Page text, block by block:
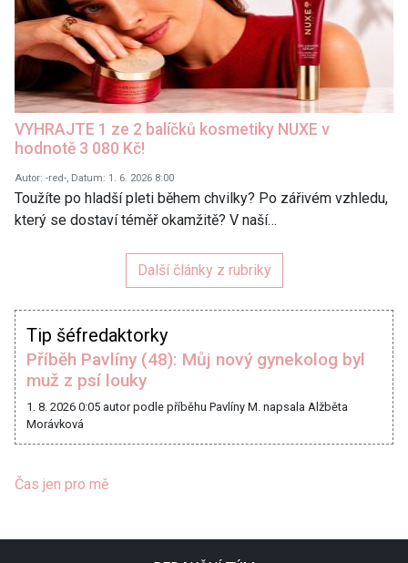
VYHRAJTE 1 ze 2 balíčků kosmetiky NUXE v
hodnotě 3 080 Kč!
Autor: -red-, Datum: 1. 6. 2026 8:00
Toužíte po hladší pleti během chvilky? Po zářivém vzhledu,
který se dostaví téměř okamžitě? V naší…
Další články z rubriky
Tip šéfredaktorky
Příběh Pavlíny (48): Můj nový gynekolog byl
muž z psí louky
1. 8. 2026 0:05 autor podle příběhu Pavlíny M. napsala Alžběta
Morávková
Čas jen pro mě